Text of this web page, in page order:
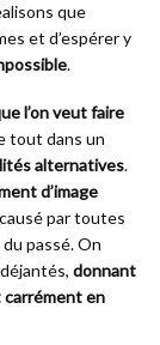
que
et d’espérer y
.
l’on veut faire
tout dans un
alternatives.
d’image
par toutes
passé. On
donnant
en